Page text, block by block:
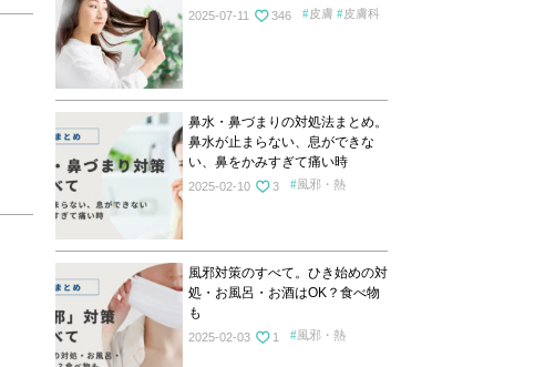
2025-07-11 346 皮膚 皮膚科
鼻水・鼻づまりの対処法まとめ。
鼻水が止まらない、息ができな
い、鼻をかみすぎて痛い時
2025-02-10 3 風邪・熱
風邪対策のすべて。ひき始めの対
処・お風呂・お酒はOK？食べ物
も
2025-02-03 1 風邪・熱